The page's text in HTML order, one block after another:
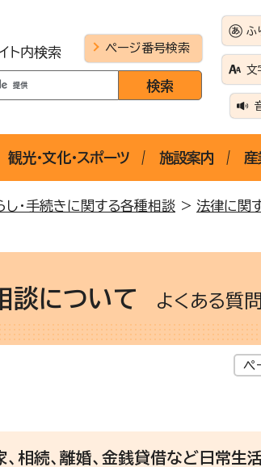
ト内検索 ページ番号検索
ふ
文
観光・文化・スポーツ 施設案内 産
し・手続きに関する各種相談 > 法律に関
談について よくある質問
ペ
、相続、離婚、金銭貸借など日常生